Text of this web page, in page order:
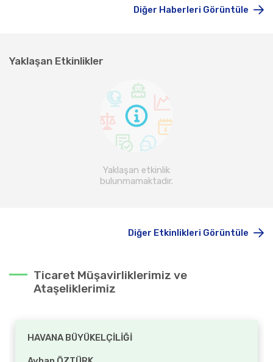
Diğer Haberleri Görüntüle
Yaklaşan Etkinlikler
Yaklaşan etkinlik
bulunmamaktadır.
Diğer Etkinlikleri Görüntüle
Ticaret Müşavirliklerimiz ve
Ataşeliklerimiz
HAVANA BÜYÜKELÇİLİĞİ